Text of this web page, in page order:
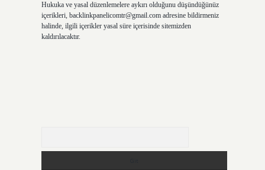
Hukuka ve yasal düzenlemelere aykırı olduğunu düşündüğünüz
içerikleri, backlinkpanelicomtr@gmail.comadresine bildirmeniz
halinde, ilgili içerikler yasal süre içerisinde sitemizden
kaldırılacaktır.